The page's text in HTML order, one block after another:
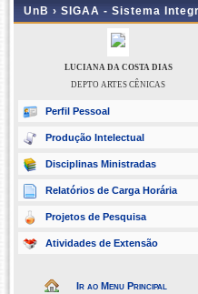
UnB › SIGAA - Sistema
LUCIANA DA COSTA DIAS
DEPTO ARTES CÊNICAS
Perfil Pessoal
Produção Intelectual
Disciplinas Ministradas
Relatórios de Carga Horária
Projetos de Pesquisa
Atividades de Extensão
Ir ao Menu Principal